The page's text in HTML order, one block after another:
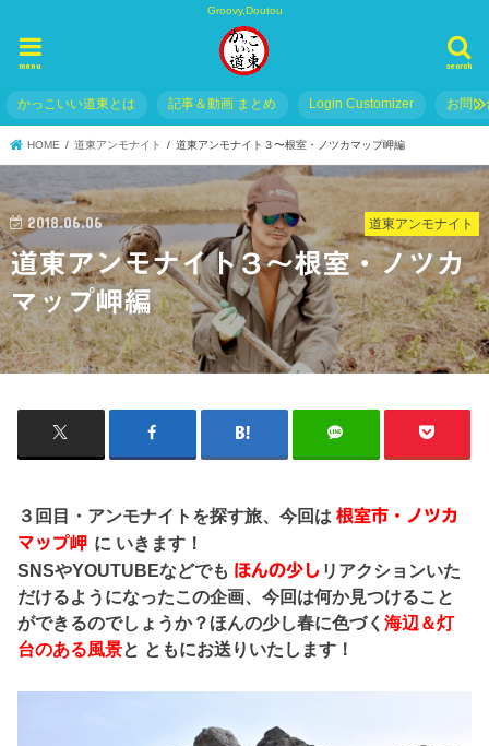
Groovy,Doutou
search
menu
かっこいい道東とは 記事＆動画 まとめ Login Customizer お問い
HOME 道東アンモナイト 道東アンモナイト３〜根室・ノツカマップ岬編
道東アンモナイト
2018.06.06
道東アンモナイト３〜根室・ノツカ
マップ岬編
３回目・アンモナイトを探す旅、今回は根室市・ノツカ
マップ岬 に いきます！
SNSやYOUTUBEなどでも ほんの少し リアクションいた
だけるようになったこの企画、今回は何か見つけること
ができるのでしょうか？ほんの少し春に色づく海辺＆灯
台のある風景と ともにお送りいたします！